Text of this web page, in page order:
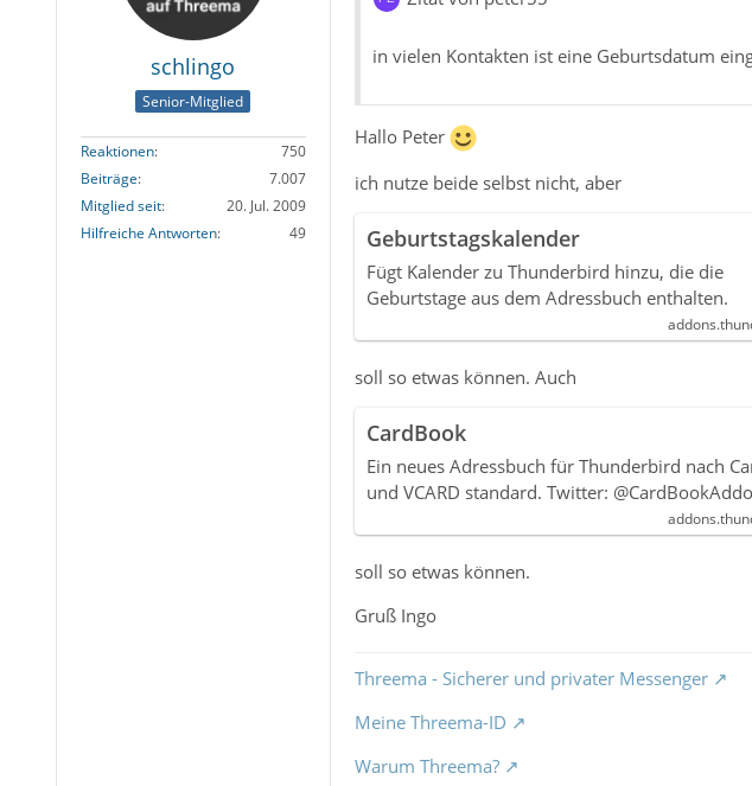
schlingo
Senior-Mitglied
Reaktionen
750
Beiträge
7.007
Mitglied seit
20. Jul. 2009
Hilfreiche Antworten
49
in vielen Kontakten ist eine Geburtsdatum
Hallo Peter
ich nutze beide selbst nicht, aber
Geburtstagskalender
Fügt Kalender zu Thunderbird hinzu, die die
Geburtstage aus dem Adressbuch enthalten.
soll so etwas können. Auch
CardBook
Ein neues Adressbuch für Thunderbird nach
und VCARD standard. Twitter:
soll so etwas können.
Gruß Ingo
Threema - Sicherer und privater Messenger
Meine Threema-ID
Warum Threema?